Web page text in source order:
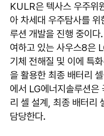
KULR은 텍사스 우주위
아 차세대 우주탐사를
루션 개발을 진행 중이
여하고 있는 사우스8은
기체 전해질 및 이에 특
을 활용한 최종 배터리
에서 LG에너지솔루션은
리 셀 설계, 최종 배터리
담당한다.